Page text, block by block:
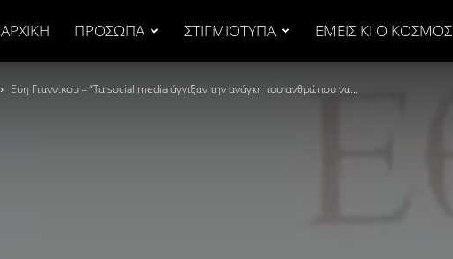
ΑΡΧΙΚΉ ΠΡΟΣΩΠΑ ΣΤΙΓΜΙΟΤΥΠΑ ΕΜΕΙΣ ΚΙ Ο ΚΟΣΜΟΣ
Εύη Γιαννίκου – “Τα social media άγγιξαν την ανάγκη του ανθρώπου να...